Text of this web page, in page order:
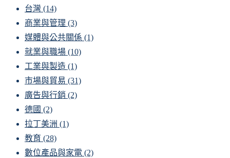
台灣 (14)
商業與管理 (3)
媒體與公共關係 (1)
就業與職場 (10)
工業與製造 (1)
市場與貿易 (31)
廣告與行銷 (2)
德國 (2)
拉丁美洲 (1)
教育 (28)
數位產品與家電 (2)